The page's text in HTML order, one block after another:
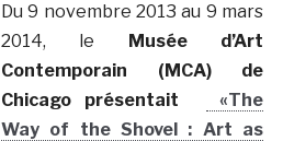
Du 9 novembre 2013 au 9 mars
2014, le Musée d’Art
Contemporain (MCA) de
Chicago présentait
«The
Way of the Shovel : Art as